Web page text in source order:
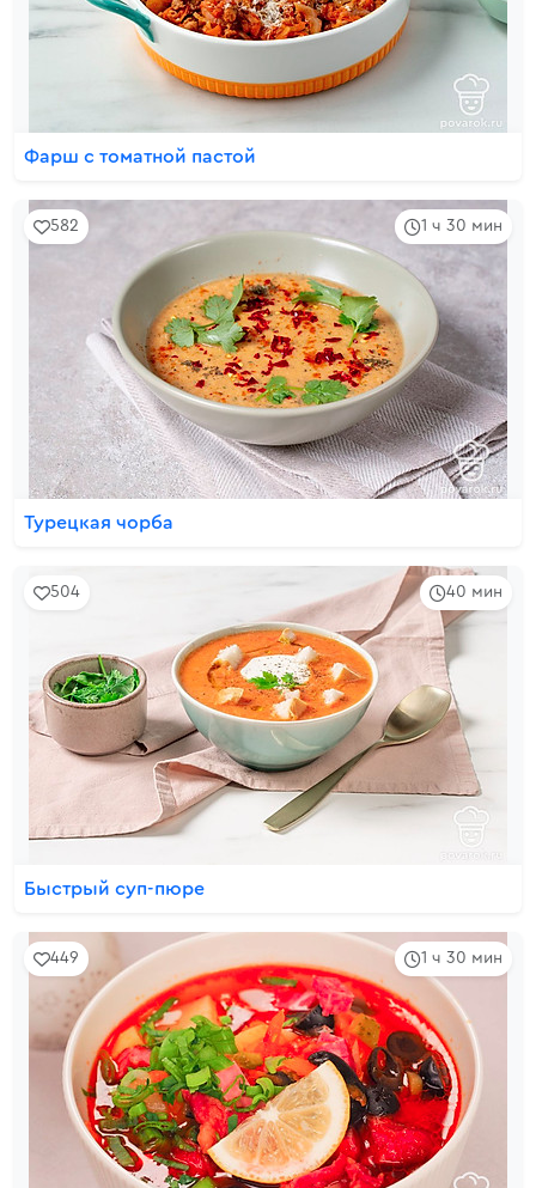
Фарш с томатной пастой
1 ч 30 мин
582
Турецкая чорба
40 мин
504
Быстрый суп-пюре
1 ч 30 мин
449